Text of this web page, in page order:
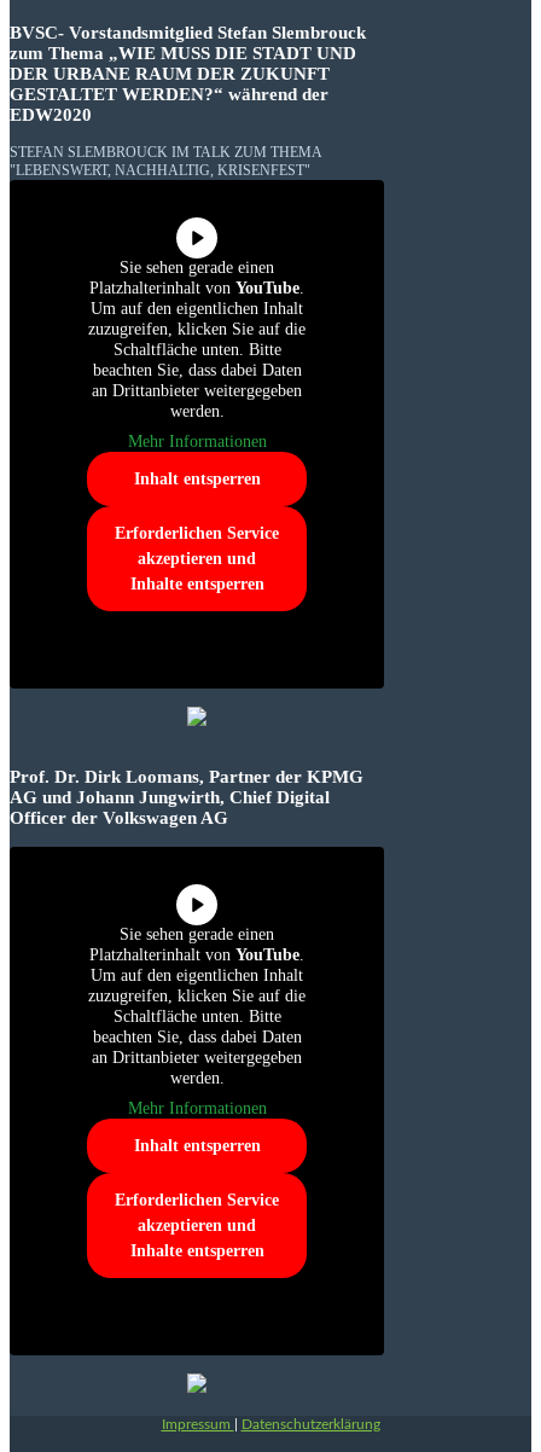
BVSC- Vorstandsmitglied Stefan Slembrouck
zum Thema „WIE MUSS DIE STADT UND
DER URBANE RAUM DER ZUKUNFT
GESTALTET WERDEN?“ während der
EDW2020
STEFAN SLEMBROUCK IM TALK ZUM THEMA
"LEBENSWERT, NACHHALTIG, KRISENFEST"
Sie sehen gerade einen
Platzhalterinhalt von YouTube.
Um auf den eigentlichen Inhalt
zuzugreifen, klicken Sie auf die
Schaltfläche unten. Bitte
beachten Sie, dass dabei Daten
an Drittanbieter weitergegeben
werden.
Mehr Informationen
Inhalt entsperren
Erforderlichen Service
akzeptieren und
Inhalte entsperren
Prof. Dr. Dirk Loomans, Partner der KPMG
AG und Johann Jungwirth, Chief Digital
Officer der Volkswagen AG
Sie sehen gerade einen
Platzhalterinhalt von YouTube.
Um auf den eigentlichen Inhalt
zuzugreifen, klicken Sie auf die
Schaltfläche unten. Bitte
beachten Sie, dass dabei Daten
an Drittanbieter weitergegeben
werden.
Mehr Informationen
Inhalt entsperren
Erforderlichen Service
akzeptieren und
Inhalte entsperren
Impressum Datenschutzerklärung